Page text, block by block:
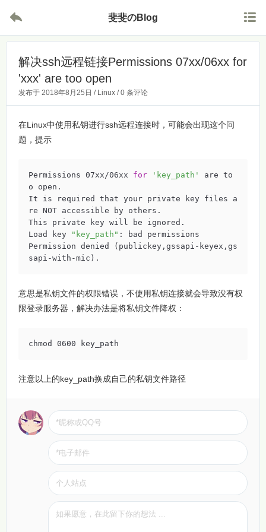
 斐斐のBlog 
解决ssh远程链接Permissions 07xx/06xx for
'xxx' are too open
发布于 2018年8月25日 / Linux /0 条评论
在Linux中使用私钥进行ssh远程连接时，可能会出现这个问
题，提示
Permissions 07xx/06xx for 'key_path'
are to
o open.
It is required that your private key files a
re NOT accessible by others.
This private key will be ignored.
Load key
"key_path" : bad permissions
Permission denied (publickey,gssapi-keyex,gs
sapi-with-mic).
意思是私钥文件的权限错误，不使用私钥连接就会导致没有权
限登录服务器，解决办法是将私钥文件降权：
chmod 0600 key_path
注意以上的key_path换成自己的私钥文件路径